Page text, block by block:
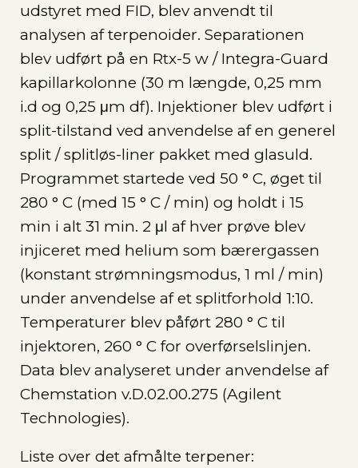
udstyret med FID, blev anvendt til
analysen af terpenoider. Separationen
blev udført på en Rtx-5 w / Integra-Guard
kapillarkolonne (30 m længde, 0,25 mm
i.d og 0,25 μm df). Injektioner blev udført i
split-tilstand ved anvendelse af en generel
split / splitløs-liner pakket med glasuld.
Programmet startede ved 50 ° C, øget til
280 ° C (med 15 ° C / min) og holdt i 15
min i alt 31 min. 2 μl af hver prøve blev
injiceret med helium som bærergassen
(konstant strømningsmodus, 1 ml / min)
under anvendelse af et splitforhold 1:10.
Temperaturer blev påført 280 ° C til
injektoren, 260 ° C for overførselslinjen.
Data blev analyseret under anvendelse af
Chemstation v.D.02.00.275 (Agilent
Technologies).
Liste over det afmålte terpener: